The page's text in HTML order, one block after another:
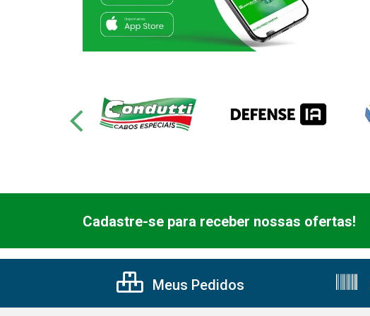
Cadastre-se para receber nossas ofertas!
Meus Pedidos